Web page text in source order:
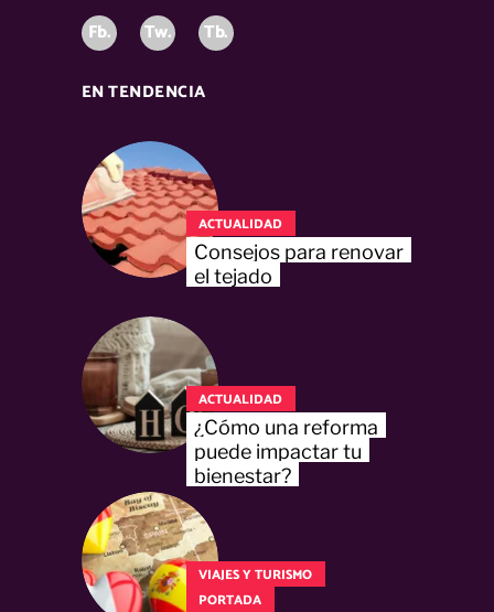
Fb. Tw. Tb.
EN TENDENCIA
ACTUALIDAD
Consejos para renovar
el tejado
ACTUALIDAD
¿Cómo una reforma
puede impactar tu
bienestar?
VIAJES Y TURISMO
PORTADA